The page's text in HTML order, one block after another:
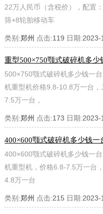
22万人民币（含税价），配置
筛+8轮胎移动车
类别:郑州 点击:119 日期:2023-
重型500×750颚式破碎机多少
500×750颚式破碎机多少钱一
机重型机价格9.8-10.8万一台
7.5万一台，
类别:郑州 点击:173 日期:2023-
400×600颚式破碎机多少钱一
400×600颚式破碎机多少钱一
机重型机，价格6.8-7.5万一台
4.8万一台
类别:郑州 点击:215 日期:2023-